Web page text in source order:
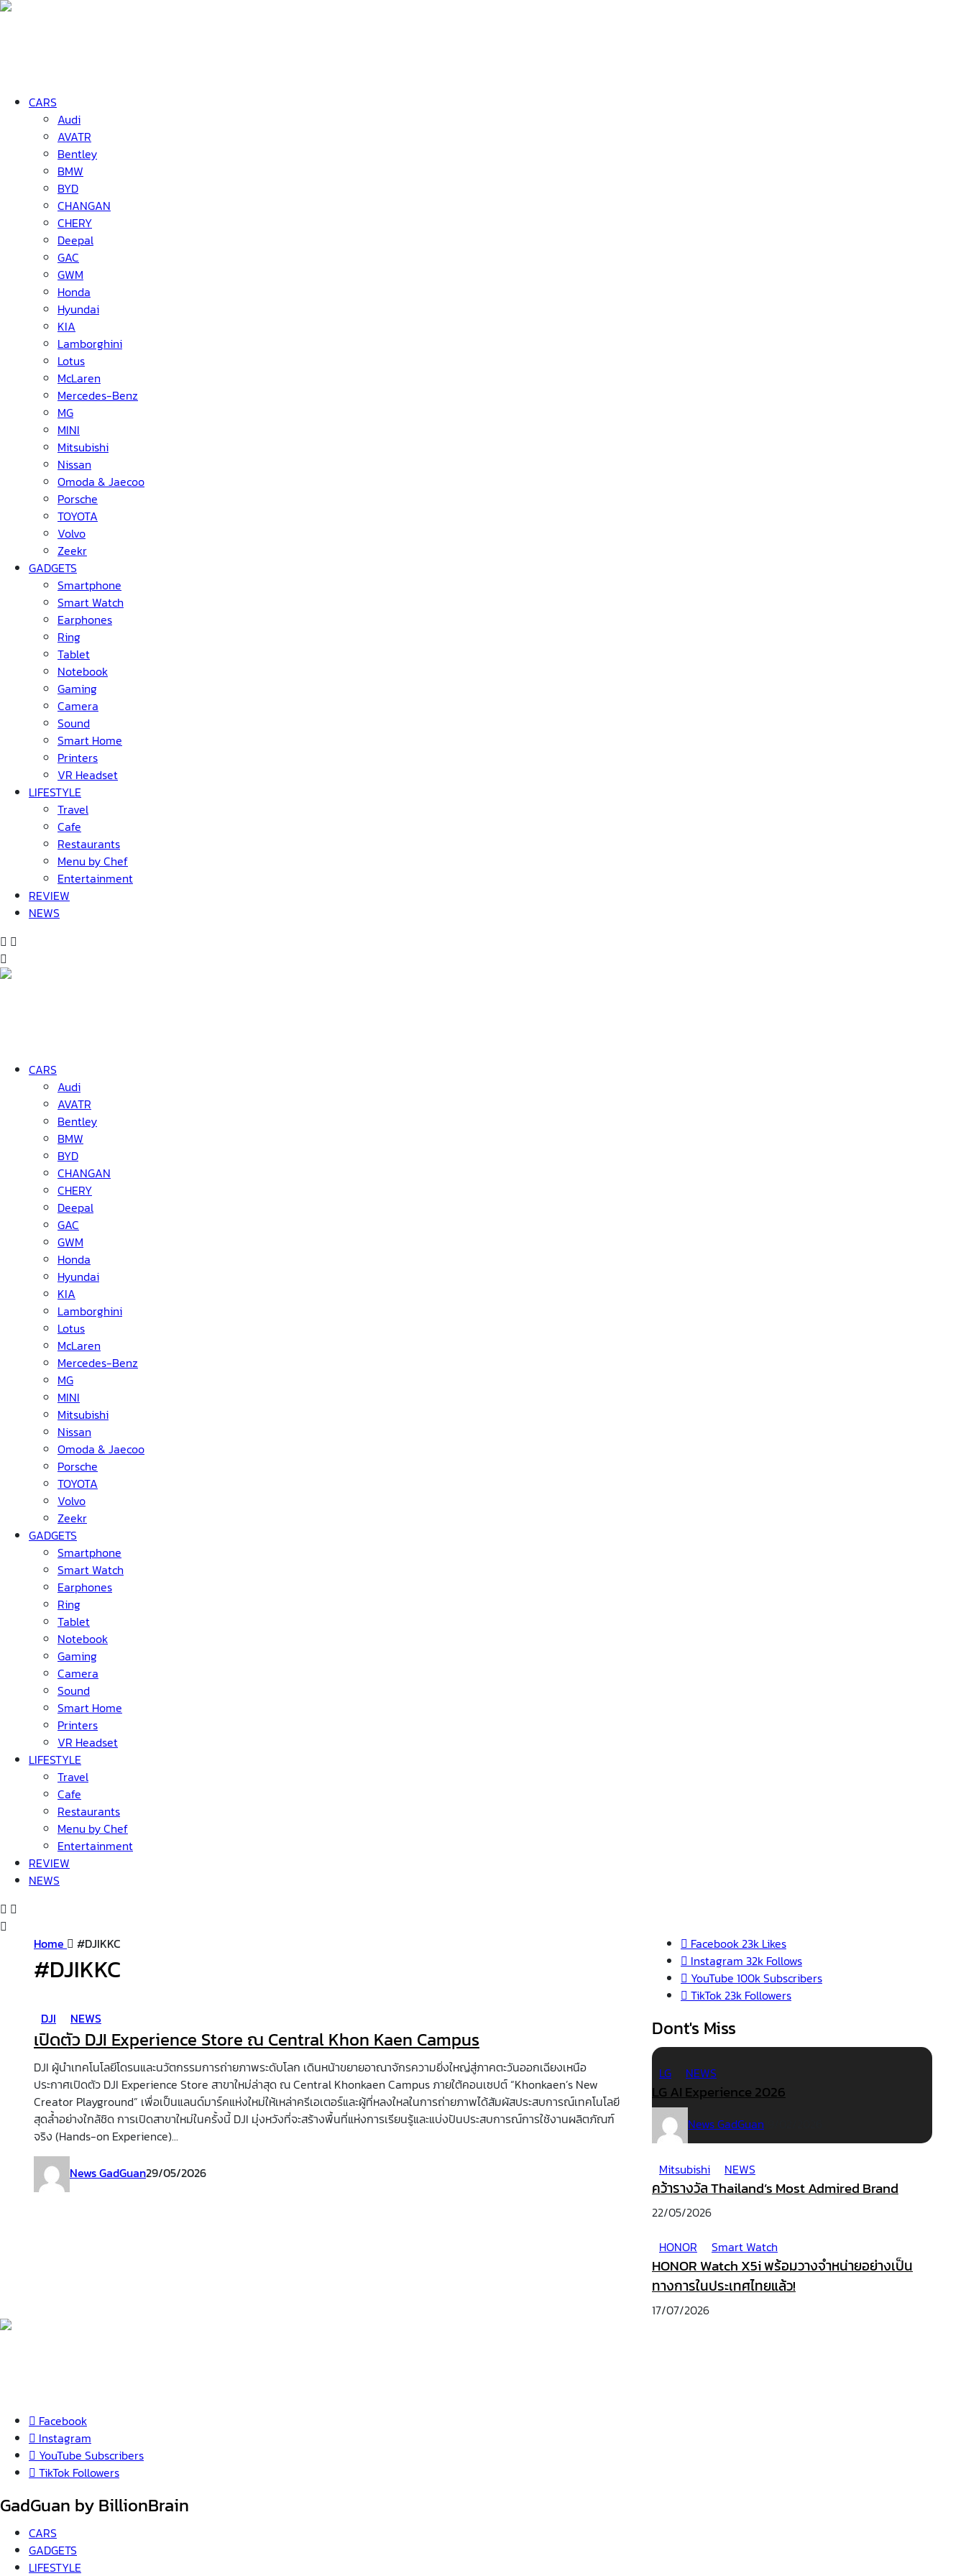
CARS
Audi
AVATR
Bentley
BMW
BYD
CHANGAN
CHERY
Deepal
GAC
GWM
Honda
Hyundai
KIA
Lamborghini
Lotus
McLaren
Mercedes-Benz
MG
MINI
Mitsubishi
Nissan
Omoda & Jaecoo
Porsche
TOYOTA
Volvo
Zeekr
GADGETS
Smartphone
Smart Watch
Earphones
Ring
Tablet
Notebook
Gaming
Camera
Sound
Smart Home
Printers
VR Headset
LIFESTYLE
Travel
Cafe
Restaurants
Menu by Chef
Entertainment
REVIEW
NEWS
CARS
Audi
AVATR
Bentley
BMW
BYD
CHANGAN
CHERY
Deepal
GAC
GWM
Honda
Hyundai
KIA
Lamborghini
Lotus
McLaren
Mercedes-Benz
MG
MINI
Mitsubishi
Nissan
Omoda & Jaecoo
Porsche
TOYOTA
Volvo
Zeekr
GADGETS
Smartphone
Smart Watch
Earphones
Ring
Tablet
Notebook
Gaming
Camera
Sound
Smart Home
Printers
VR Headset
LIFESTYLE
Travel
Cafe
Restaurants
Menu by Chef
Entertainment
REVIEW
NEWS
Home #DJIKKC
#DJIKKC
DJI NEWS
เปิดตัว DJI Experience Store ณ Central Khon Kaen Campus
DJI ผู้นำเทคโนโลยีโดรนและนวัตกรรมการถ่ายภาพระดับโลก เดินหน้าขยายอาณาจักรความยิ่งใหญ่สู่ภาคตะวันออกเฉียงเหนือ
ประกาศเปิดตัว DJI Experience Store สาขาใหม่ล่าสุด ณ Central Khonkaen Campus ภายใต้คอนเซปต์ “Khonkaen’s New
Creator Playground” เพื่อเป็นแลนด์มาร์คแห่งใหม่ให้เหล่าครีเอเตอร์และผู้ที่หลงใหลในการถ่ายภาพได้สัมผัสประสบการณ์เทคโนโลยี
สุดล้ำอย่างใกล้ชิด การเปิดสาขาใหม่ในครั้งนี้ DJI มุ่งหวังที่จะสร้างพื้นที่แห่งการเรียนรู้และแบ่งปันประสบการณ์การใช้งานผลิตภัณฑ์
จริง (Hands-on Experience)...
News GadGuan29/05/2026
Facebook23k Likes
Instagram 32k Follows
YouTube 100kSubscribers
TikTok23k Followers
Dont's Miss
LG NEWS
LG AI Experience 2026
News GadGuan
Mitsubishi NEWS
คว้ารางวัล Thailand’s Most Admired Brand
22/05/2026
HONOR
Smart Watch
HONOR Watch X5i พร้อมวางจำหน่ายอย่างเป็น
ทางการในประเทศไทยแล้ว!
17/07/2026
Facebook
Instagram
YouTube Subscribers
TikTok Followers
GadGuan by BillionBrain
CARS
GADGETS
LIFESTYLE